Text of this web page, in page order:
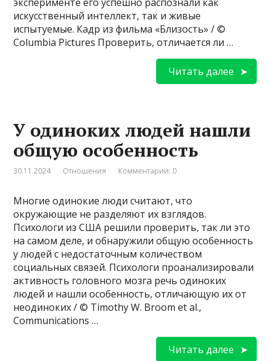
искусственный интеллект, так и живые
испытуемые. Кадр из фильма «Близость» / ©
Columbia Pictures Проверить, отличается ли …
Читать далее
У одиноких людей нашли
общую особенность
30.11.2024 Отношения Комментарии: 0
Многие одинокие люди считают, что
окружающие не разделяют их взглядов.
Психологи из США решили проверить, так ли это
на самом деле, и обнаружили общую особенность
у людей с недостаточным количеством
социальных связей. Психологи проанализировали
активность головного мозга речь одиноких
людей и нашли особенность, отличающую их от
неодиноких / © Timothy W. Broom et al.,
Communications …
Читать далее